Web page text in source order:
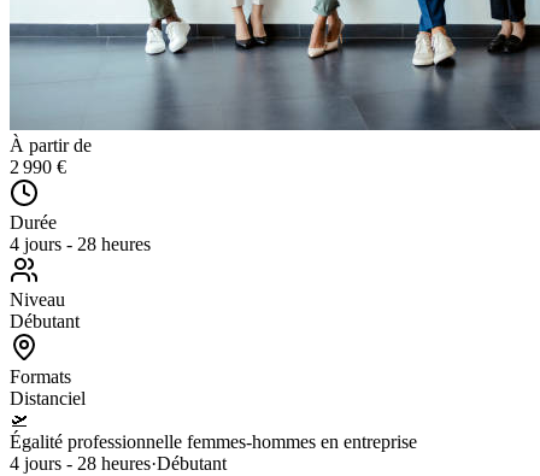
À partir de
2 990 €
Durée
4 jours - 28 heures
Niveau
Débutant
Formats
Distanciel
🛫
Égalité professionnelle femmes-hommes en entreprise
4 jours - 28 heures·Débutant